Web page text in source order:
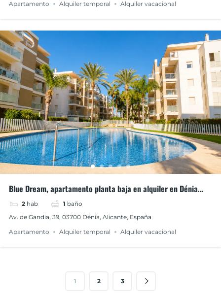
Apartamento
Alquiler temporal Alquiler vacacional
Blue Dream, apartamento planta baja en alquiler en Dénia
urbanización Manantial
2 hab 1 baño
Av. de Gandia, 39, 03700 Dénia, Alicante, España
Apartamento
Alquiler temporal Alquiler vacacional
1 2 3